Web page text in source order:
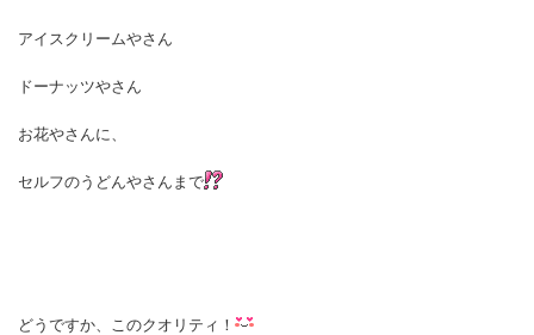
アイスクリームやさん
ドーナッツやさん
お花やさんに、
セルフのうどんやさんまで
どうですか、このクオリティ！